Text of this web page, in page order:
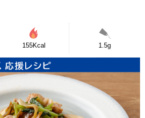
155Kcal 1.5g